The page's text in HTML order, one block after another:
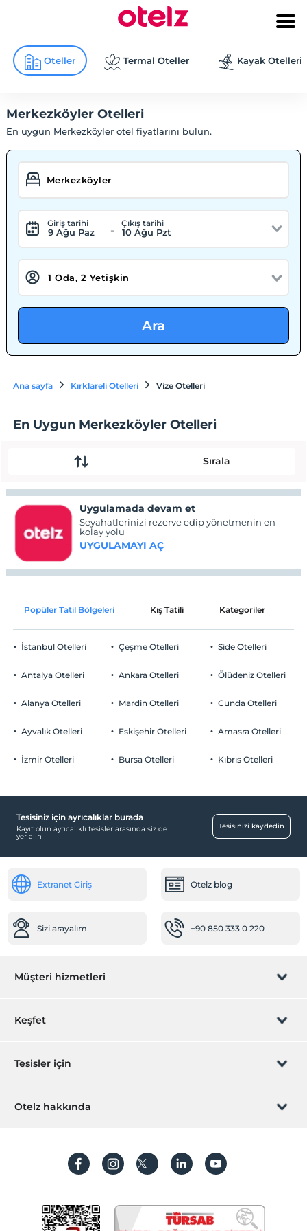
Oteller Termal Oteller Kayak Otelleri
Merkezköyler Otelleri
En uygun Merkezköyler otel fiyatlarını bulun.
Giriş tarihi
9 Ağu Paz -
Çıkış tarihi
10 Ağu Pzt
Ara
Ana sayfa Kırklareli Otelleri Vize Otelleri
En Uygun Merkezköyler Otelleri
Sırala
Uygulamada devam et
Seyahatlerinizi rezerve edip yönetmenin en
kolay yolu
UYGULAMAYI AÇ
Popüler Tatil Bölgeleri Kış Tatili Kategoriler
İstanbul Otelleri
Antalya Otelleri
Alanya Otelleri
Ayvalık Otelleri
İzmir Otelleri
Çeşme Otelleri
Ankara Otelleri
Mardin Otelleri
Eskişehir Otelleri
Bursa Otelleri
Side Otelleri
Ölüdeniz Otelleri
Cunda Otelleri
Amasra Otelleri
Kıbrıs Otelleri
Tesisiniz için ayrıcalıklar burada
Kayıt olun ayrıcalıklı tesisler arasında siz de
yer alın
Tesisinizi kaydedin
Extranet Giriş Otelz blog
Sizi arayalım +90 850 333 0 220
Müşteri hizmetleri
Rezervasyon yönet
Sıkça sorulan sorular
Keşfet
Hediye Kart
Hesap oluştur
Tesisler için
Hemen tesisinizi ekleyin
Otelz hakkında
Koşullar ve şartlar